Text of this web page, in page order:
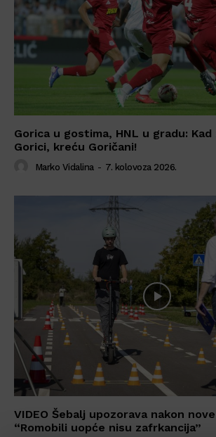
Gorica u gostima, HNL u gradu:
Gorici, kreću Goričani!
Marko Vidalina - 7. kolovoza 2026.
VIDEO Šebalj upozorava nakon
“Romobili uopće nisu zafrkancija”